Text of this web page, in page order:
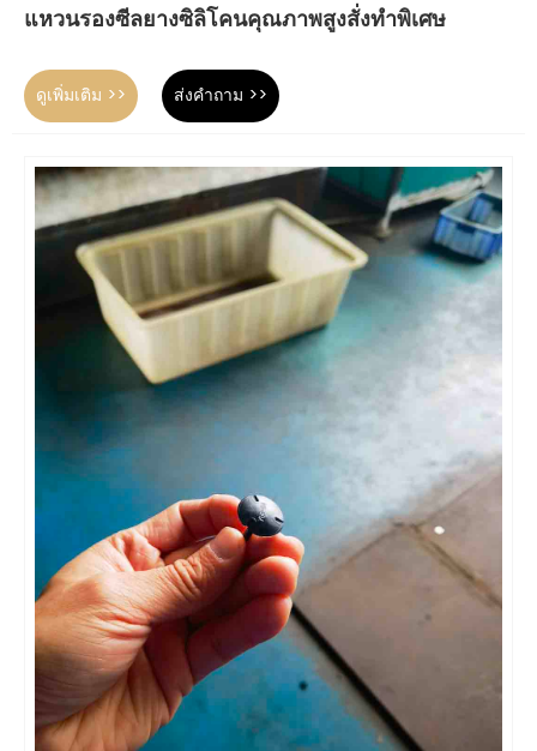
แหวนรองซีลยางซิลิโคนคุณภาพสูงสั่งทำพิเศษ
ดูเพิ่มเติม >> ส่งคำถาม >>